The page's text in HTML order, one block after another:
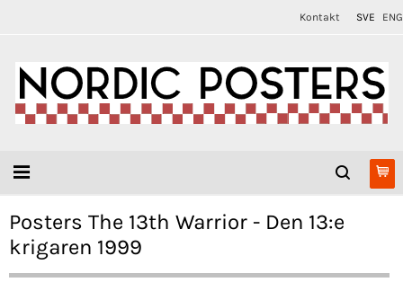
Kontakt SVE ENG
Posters The 13th Warrior - Den 13:e
krigaren 1999